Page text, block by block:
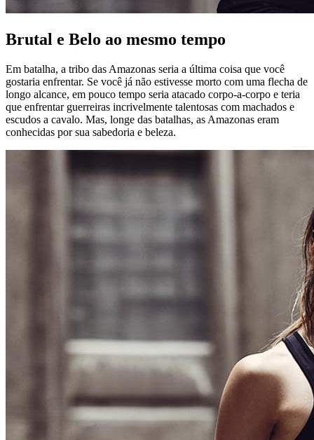
Brutal e Belo ao mesmo tempo
Em batalha, a tribo das Amazonas seria a última coisa que você
gostaria enfrentar. Se você já não estivesse morto com uma flecha de
longo alcance, em pouco tempo seria atacado corpo-a-corpo e teria
que enfrentar guerreiras incrivelmente talentosas com machados e
escudos a cavalo. Mas, longe das batalhas, as Amazonas eram
conhecidas por sua sabedoria e beleza.